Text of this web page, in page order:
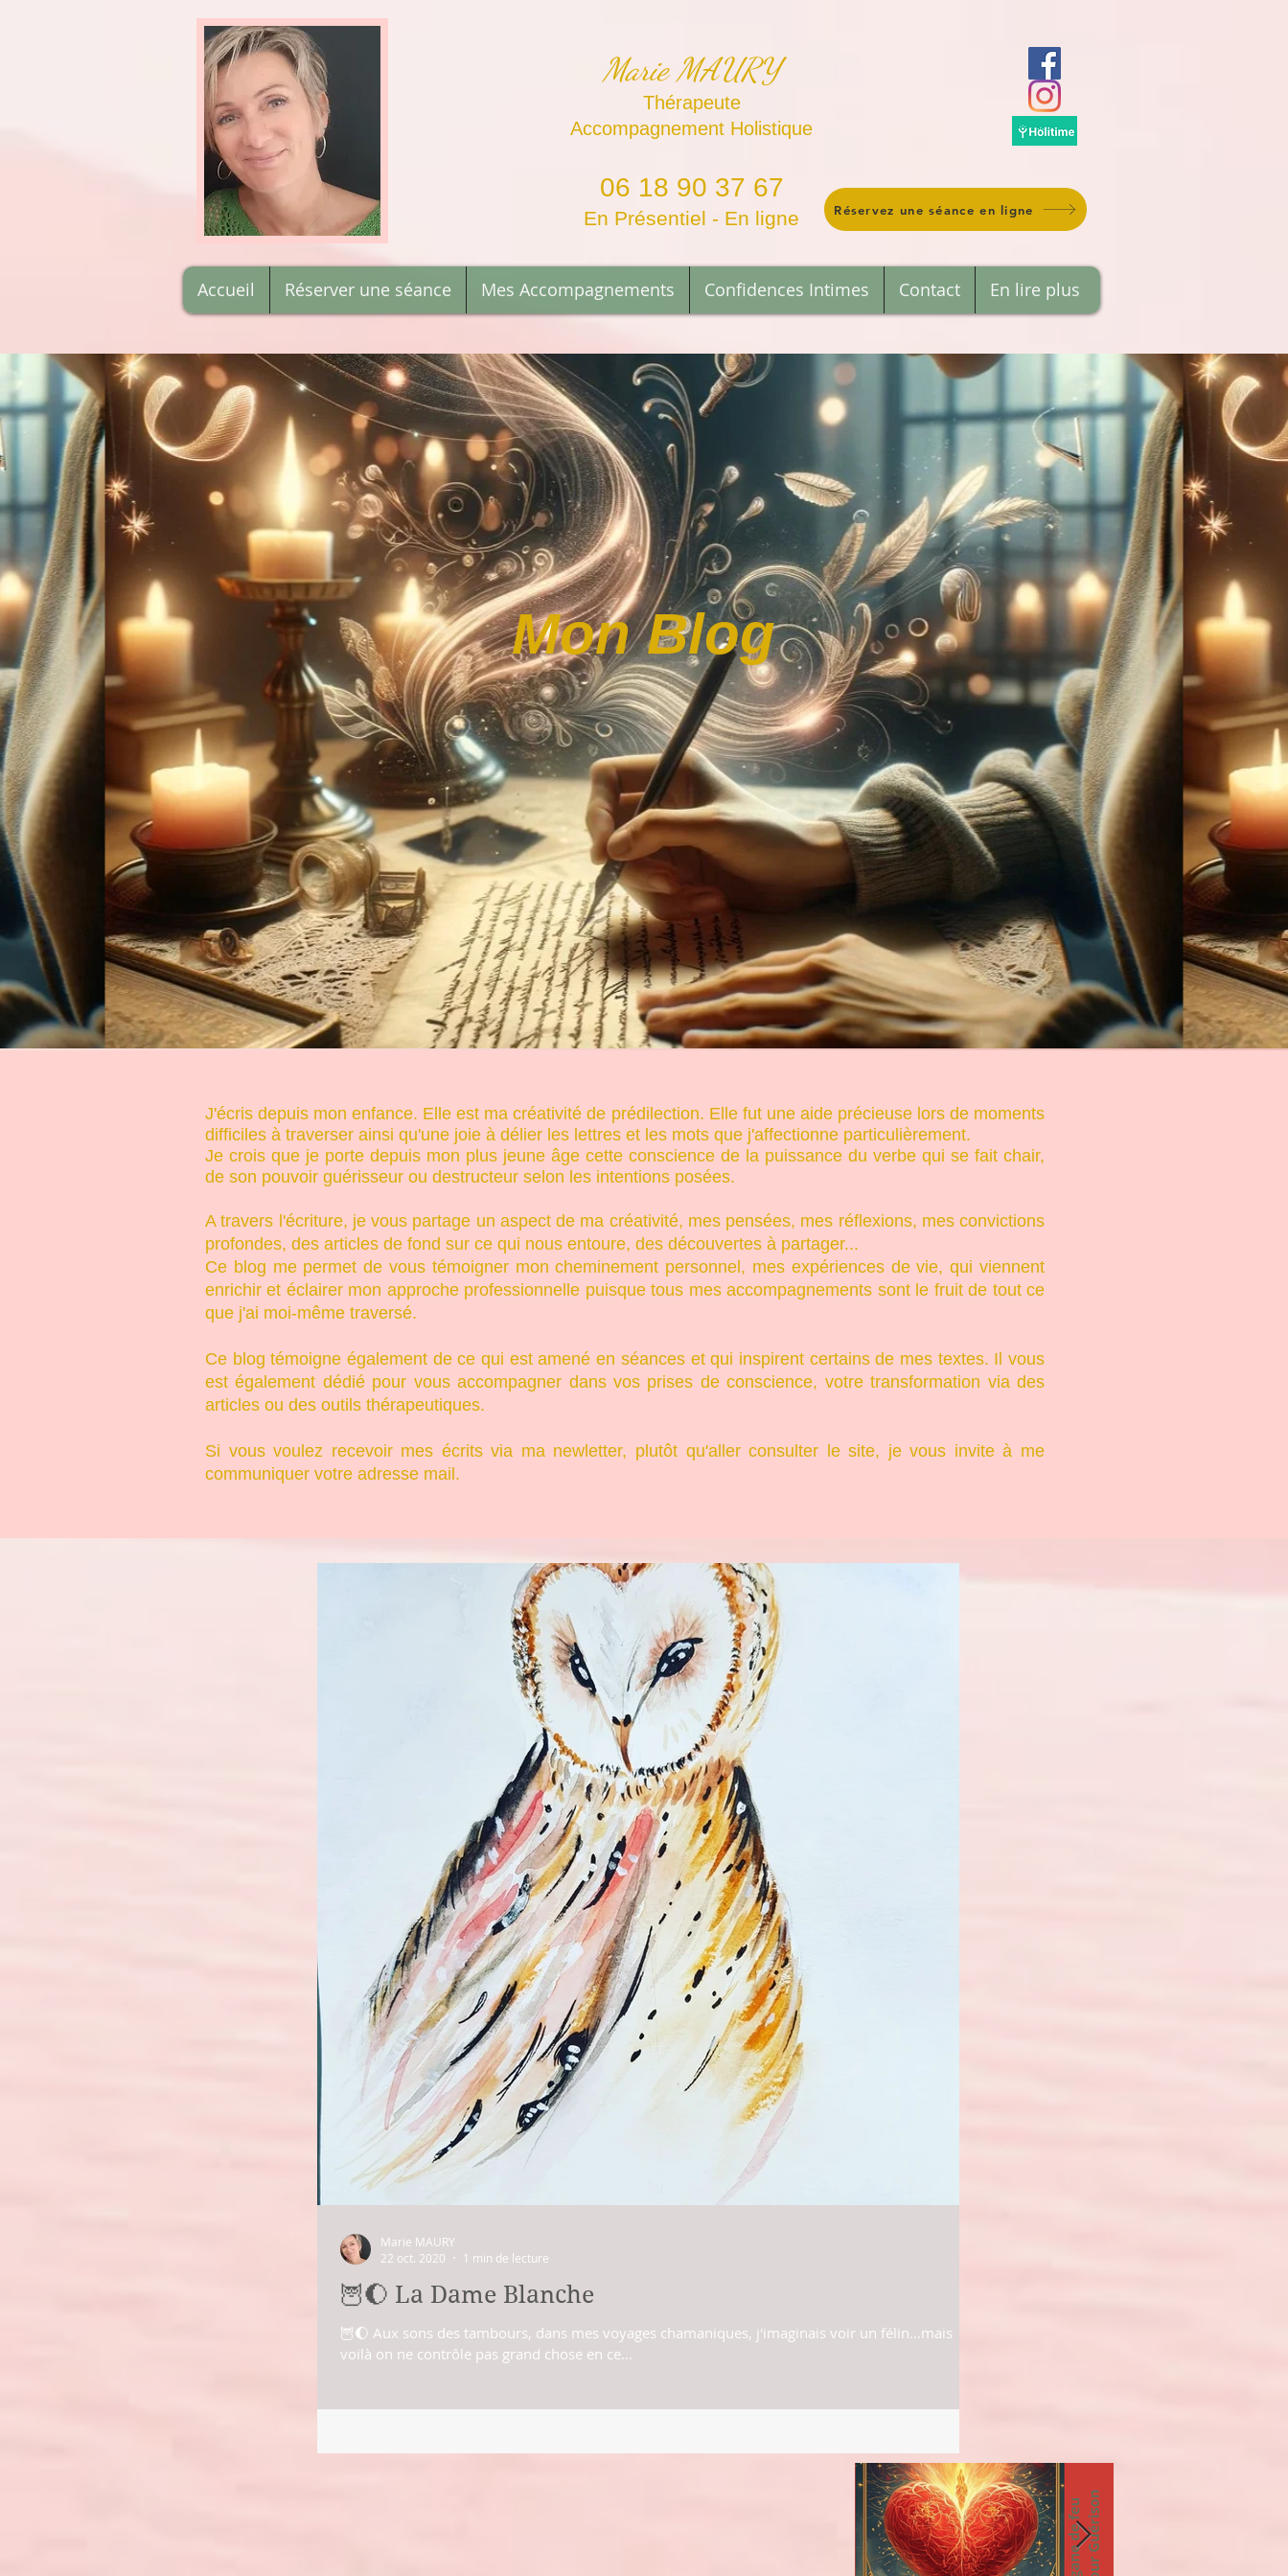
Marie MAURY
Thérapeute
Accompagnement Holistique
06 18 90 37 67
En Présentiel - En ligne Réservez une séance en ligne
Accueil Réserver une séance Mes Accompagnements Confidences Intimes Contact En lire plus
Mon Blog
À l'affiche
J'écris depuis mon enfance. Elle est ma créativité de prédilection. Elle fut une aide précieuse lors de moments
difficiles à traverser ainsi qu'une joie à délier les lettres et les mots que j'affectionne particulièrement.
Je crois que je porte depuis mon plus jeune âge cette conscience de la puissance du verbe qui se fait chair,
de son pouvoir guérisseur ou destructeur selon les intentions posées.
A travers l'écriture, je vous partage un aspect de ma créativité, mes pensées, mes réflexions, mes convictions
profondes, des articles de fond sur ce qui nous entoure, des découvertes à partager...
Ce blog me permet de vous témoigner mon cheminement personnel, mes expériences de vie, qui viennent
enrichir et éclairer mon approche professionnelle puisque tous mes accompagnements sont le fruit de tout ce
que j'ai moi-même traversé.
Ce blog témoigne également de ce qui est amené en séances et qui inspirent certains de mes textes. Il vous
est également dédié pour vous accompagner dans vos prises de conscience, votre transformation via des
articles ou des outils thérapeutiques.
Si vous voulez recevoir mes écrits via ma newletter, plutôt qu'aller consulter le site, je vous invite à me
communiquer votre adresse mail.
🦉🌔 La Dame Blanche
🦉🌔 Aux sons des tambours, dans mes voyages chamaniques, j'imaginais voir un félin...mais
voilà on ne contrôle pas grand chose en ce...
Marie MAURY
22 oct. 2020
1 min de lecture